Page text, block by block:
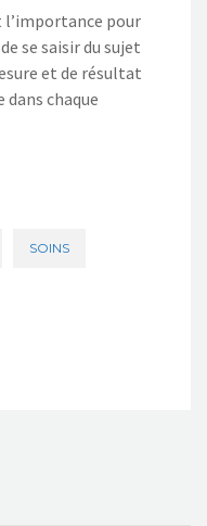
pour
se saisir du sujet
et de résultat
chaque
SOINS